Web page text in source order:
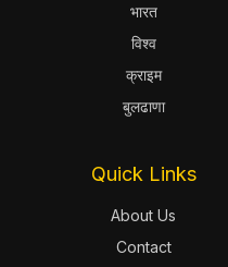
भारत
विश्व
क्राइम
बुलढाणा
Quick Links
About Us
Contact